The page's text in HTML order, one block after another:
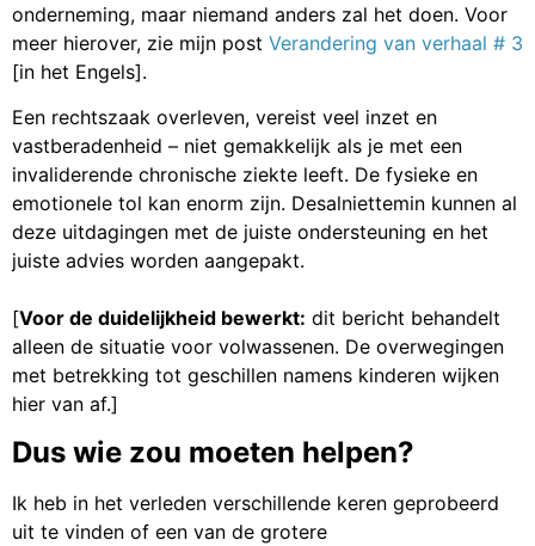
onderneming, maar niemand anders zal het doen. Voor
meer hierover, zie mijn post Verandering van verhaal # 3
[in het Engels].
Een rechtszaak overleven, vereist veel inzet en
vastberadenheid – niet gemakkelijk als je met een
invaliderende chronische ziekte leeft. De fysieke en
emotionele tol kan enorm zijn. Desalniettemin kunnen al
deze uitdagingen met de juiste ondersteuning en het
juiste advies worden aangepakt.
[Voor de duidelijkheid bewerkt: dit bericht behandelt
alleen de situatie voor volwassenen. De overwegingen
met betrekking tot geschillen namens kinderen wijken
hier van af.]
Dus wie zou moeten helpen?
Ik heb in het verleden verschillende keren geprobeerd
uit te vinden of een van de grotere